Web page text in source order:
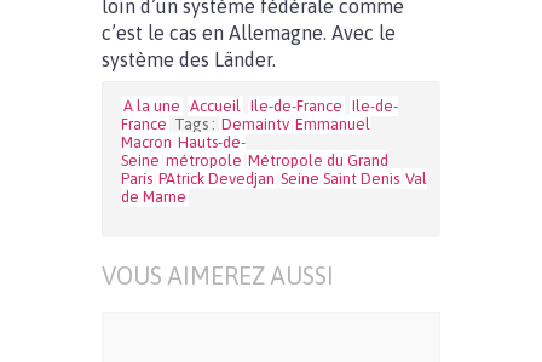
loin d’un système fédérale comme
c’est le cas en Allemagne. Avec le
système des Länder.
A la une Accueil Ile-de-France Ile-de-
France Tags : Demaintv Emmanuel
Macron Hauts-de-
Seine métropole Métropole du Grand
Paris PAtrick Devedjan Seine Saint Denis Val
de Marne
VOUS AIMEREZ AUSSI